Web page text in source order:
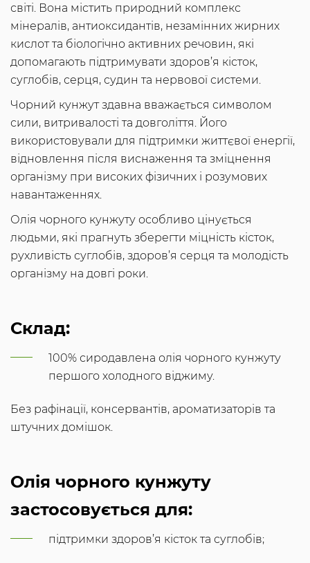
світі. Вона містить природний комплекс
мінералів, антиоксидантів, незамінних жирних
кислот та біологічно активних речовин, які
допомагають підтримувати здоров’я кісток,
суглобів, серця, судин та нервової системи.
Чорний кунжут здавна вважається символом
сили, витривалості та довголіття. Його
використовували для підтримки життєвої енергії,
відновлення після виснаження та зміцнення
організму при високих фізичних і розумових
навантаженнях.
Олія чорного кунжуту особливо цінується
людьми, які прагнуть зберегти міцність кісток,
рухливість суглобів, здоров’я серця та молодість
організму на довгі роки.
Склад:
100% сиродавлена олія чорного кунжуту
першого холодного віджиму.
Без рафінації, консервантів, ароматизаторів та
штучних домішок.
Олія чорного кунжуту
застосовується для:
підтримки здоров’я кісток та суглобів;